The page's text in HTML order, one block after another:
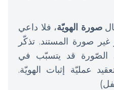
صورة الهويّة، فلا داعي
صورة المستند. تذكّر
قد يتسبّب في
عمليّة إثبات الهويّة.